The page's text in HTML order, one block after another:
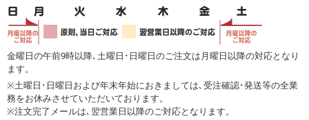
金曜日の午前9時以降､土曜日･日曜日のご注文は月曜日以降の対応となり
ます。
※土曜日･日曜日および年末年始におきましては､受注確認･発送等の全業
務をお休みさせていただいております。
※注文完了メールは､翌営業日以降のご対応となります。